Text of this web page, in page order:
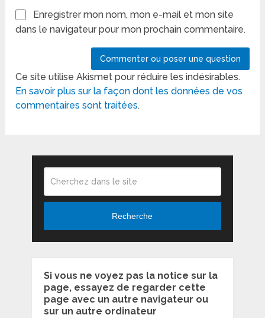
Enregistrer mon nom, mon e-mail et mon site
dans le navigateur pour mon prochain commentaire.
Ce site utilise Akismet pour réduire les indésirables.
En savoir plus sur la façon dont les données de vos
commentaires sont traitées.
Recherche
Si vous ne voyez pas la notice sur la
page, essayez de regarder cette
page avec un autre navigateur ou
sur un autre ordinateur